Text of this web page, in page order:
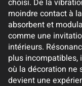
moindre contact à
absorbent et
comme une
intérieurs.
plus incompatibles,
où la décoration ne
devient une